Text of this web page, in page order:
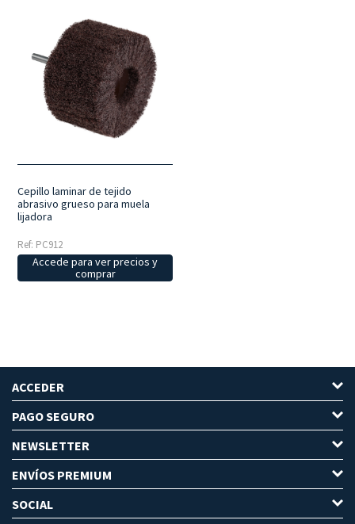
Cepillo laminar de tejido
abrasivo grueso para muela
lijadora
Ref: PC912
Accede para ver precios y
comprar
ACCEDER
PAGO SEGURO
NEWSLETTER
ENVÍOS PREMIUM
SOCIAL